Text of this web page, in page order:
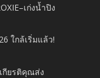
เก่งน้ำปิง
ใกล้เริ่มแล้ว!
กียรติคุณส่ง